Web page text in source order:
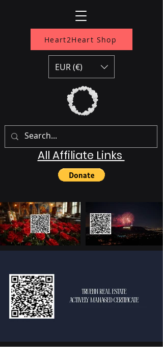
Heart2Heart Shop
All Affiliate Links
EUR (€)